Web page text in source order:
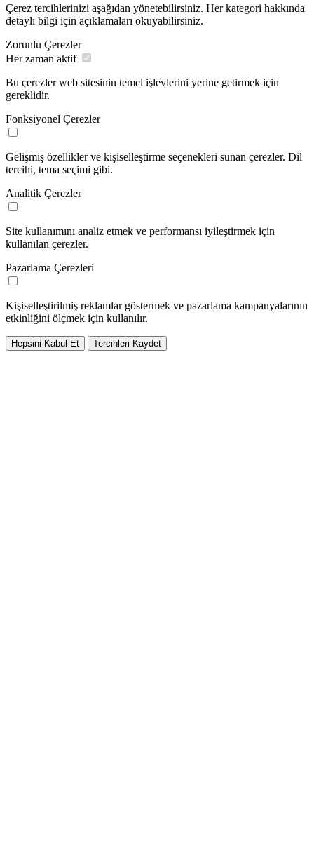
Çerez tercihlerinizi aşağıdan yönetebilirsiniz. Her kategori hakkında
detaylı bilgi için açıklamaları okuyabilirsiniz.
Zorunlu Çerezler
Her zaman aktif
Bu çerezler web sitesinin temel işlevlerini yerine getirmek için
gereklidir.
Fonksiyonel Çerezler
Gelişmiş özellikler ve kişiselleştirme seçenekleri sunan çerezler. Dil
tercihi, tema seçimi gibi.
Analitik Çerezler
Site kullanımını analiz etmek ve performansı iyileştirmek için
kullanılan çerezler.
Pazarlama Çerezleri
Kişiselleştirilmiş reklamlar göstermek ve pazarlama kampanyalarının
etkinliğini ölçmek için kullanılır.
Hepsini Kabul Et Tercihleri Kaydet